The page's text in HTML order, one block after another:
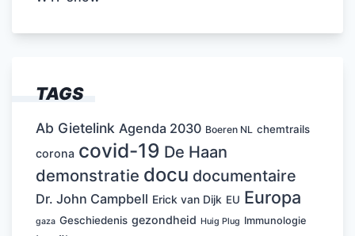
TAGS
Ab Gietelink Agenda 2030 Boeren NL chemtrails
corona covid-19 De Haan
demonstratie docu documentaire
Dr. John Campbell Erick van Dijk EU Europa
gaza Geschiedenis gezondheid Huig Plug Immunologie